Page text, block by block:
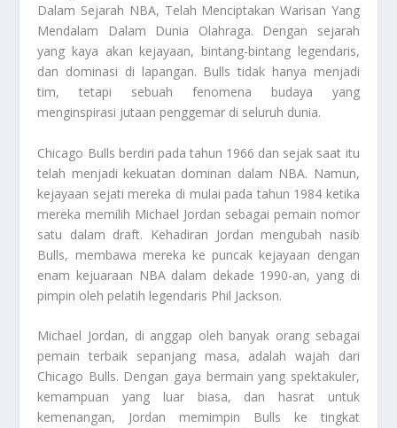
Dalam Sejarah NBA, Telah Menciptakan Warisan Yang
Mendalam Dalam Dunia Olahraga. Dengan sejarah
yang kaya akan kejayaan, bintang-bintang legendaris,
dan dominasi di lapangan. Bulls tidak hanya menjadi
tim, tetapi sebuah fenomena budaya yang
menginspirasi jutaan penggemar di seluruh dunia.
Chicago Bulls berdiri pada tahun 1966 dan sejak saat itu
telah menjadi kekuatan dominan dalam NBA. Namun,
kejayaan sejati mereka di mulai pada tahun 1984 ketika
mereka memilih Michael Jordan sebagai pemain nomor
satu dalam draft. Kehadiran Jordan mengubah nasib
Bulls, membawa mereka ke puncak kejayaan dengan
enam kejuaraan NBA dalam dekade 1990-an, yang di
pimpin oleh pelatih legendaris Phil Jackson.
Michael Jordan, di anggap oleh banyak orang sebagai
pemain terbaik sepanjang masa, adalah wajah dari
Chicago Bulls. Dengan gaya bermain yang spektakuler,
kemampuan yang luar biasa, dan hasrat untuk
kemenangan, Jordan memimpin Bulls ke tingkat